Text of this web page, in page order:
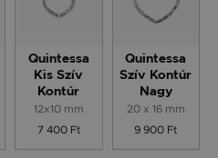
Quintessa
Kis Szív
Kontúr
12x10 mm
7 400 Ft
Quintessa
Szív Kontúr
Nagy
20 x 16 mm
9 900 Ft